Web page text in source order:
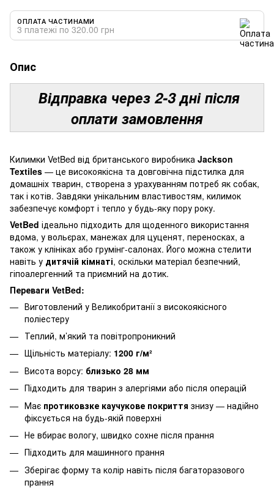
ОПЛАТА ЧАСТИНАМИ
3 платежі по 320.00 грн
Опис
Відправка через 2-3 дні після
оплати замовлення
Килимки VetBed від британського виробника Jackson
Textiles — це високоякісна та довговічна підстилка для
домашніх тварин, створена з урахуванням потреб як собак,
так і котів. Завдяки унікальним властивостям, килимок
забезпечує комфорт і тепло у будь-яку пору року.
VetBed ідеально підходить для щоденного використання
вдома, у вольєрах, манежах для цуценят, переносках, а
також у клініках або грумінг-салонах. Його можна стелити
навіть у дитячій кімнаті, оскільки матеріал безпечний,
гіпоалергенний та приємний на дотик.
Переваги VetBed:
Виготовлений у Великобританії з високоякісного
поліестеру
Теплий, м’який та повітропроникний
Щільність матеріалу: 1200 г/м²
Висота ворсу: близько 28 мм
Підходить для тварин з алергіями або після операцій
Має протиковзке каучукове покриття знизу — надійно
фіксується на будь-якій поверхні
Не вбирає вологу, швидко сохне після прання
Підходить для машинного прання
Зберігає форму та колір навіть після багаторазового
прання